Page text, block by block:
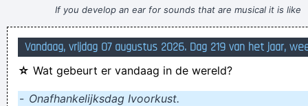
If you develop an ear for sounds that are musical it is like
developing an ego. You begin to refuse sounds that are not
musical and that way cut yourself off from a good deal of
experience.
ik ben met mijn haar in de boter gevallen!
Vandaag, vrijdag 07 augustus 2026. Dag 219 van het jaar,
☆ Wat gebeurt er vandaag in de wereld?
- Onafhankelijksdag Ivoorkust.